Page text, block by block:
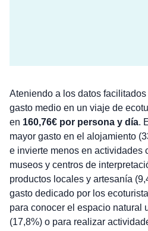
Ateniendo a los datos facilitados
gasto medio en un viaje de
en 160,76€ por persona y día.
mayor gasto en el alojamiento
e invierte menos en actividades
museos y centros de
productos locales y artesanía
gasto dedicado por los
para conocer el espacio natural
(17,8%) o para realizar